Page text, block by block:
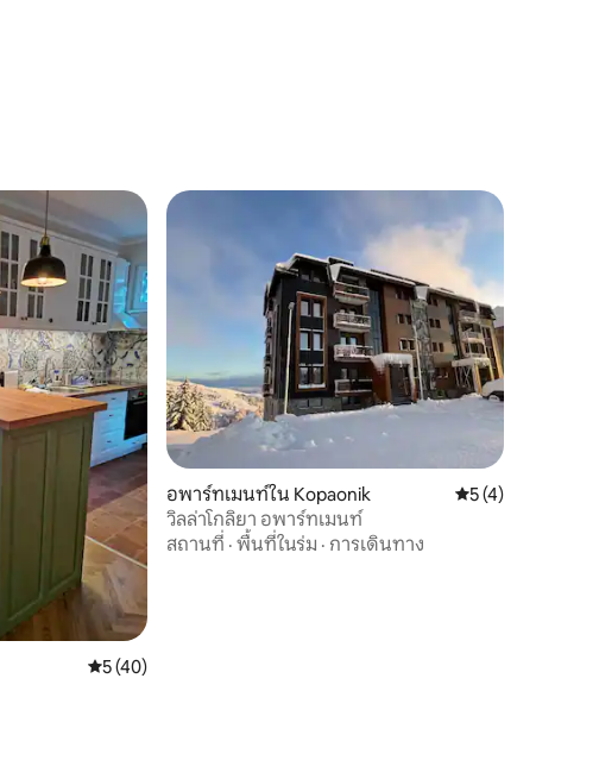
คะแนนเฉลี่ย 5 จาก 5, 40 รีวิว
5 (40)
อพาร์ทเมนท์ใน Kopaonik คะแนนเฉลี่ย 5 จา
5 (4)
วิลล่าโกลิยา อพาร์ทเมนท์
สถานที่ · พื้นที่ในร่ม · การเดินทาง